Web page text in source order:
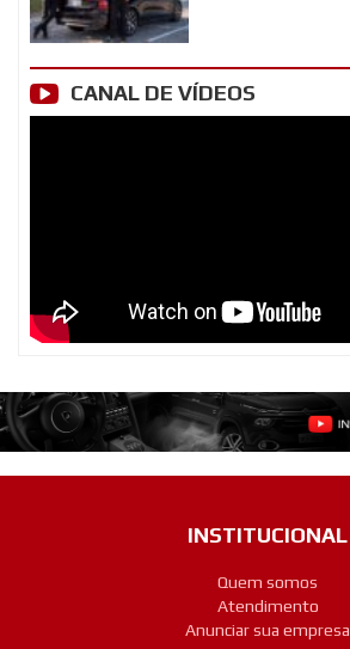
CANAL DE VÍDEOS
INSTITUCIONAL
Quem somos
Atendimento
Anunciar sua empresa